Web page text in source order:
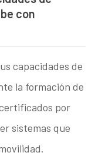
con
capacidades de
la formación de
por
sistemas que